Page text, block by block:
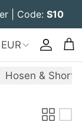
| Code: S10
EUR Konto
Hosen & Shorts